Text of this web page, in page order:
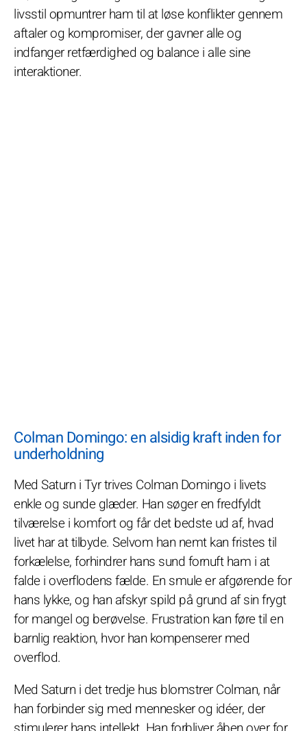
livsstil opmuntrer ham til at løse konflikter gennem
aftaler og kompromiser, der gavner alle og
indfanger retfærdighed og balance i alle sine
interaktioner.
Colman Domingo: en alsidig kraft inden for
underholdning
Med Saturn i Tyr trives Colman Domingo i livets
enkle og sunde glæder. Han søger en fredfyldt
tilværelse i komfort og får det bedste ud af, hvad
livet har at tilbyde. Selvom han nemt kan fristes til
forkælelse, forhindrer hans sund fornuft ham i at
falde i overflodens fælde. En smule er afgørende for
hans lykke, og han afskyr spild på grund af sin frygt
for mangel og berøvelse. Frustration kan føre til en
barnlig reaktion, hvor han kompenserer med
overflod.
Med Saturn i det tredje hus blomstrer Colman, når
han forbinder sig med mennesker og idéer, der